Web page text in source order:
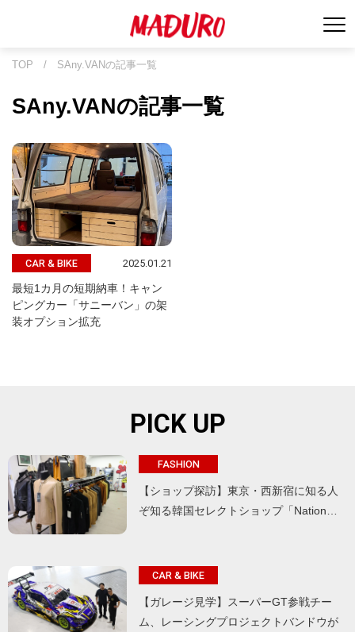
TOP / SAny.VANの記事一覧
SAny.VANの記事一覧
CAR & BIKE 2025.01.21
最短1カ月の短期納車！キャン
ピングカー「サニーバン」の架
装オプション拡充
PICK UP
FASHION
【ショップ探訪】東京・西新宿に知る人
ぞ知る韓国セレクトショップ「Nation…
CAR & BIKE
【ガレージ見学】スーパーGT参戦チー
ム、レーシングプロジェクトバンドウが